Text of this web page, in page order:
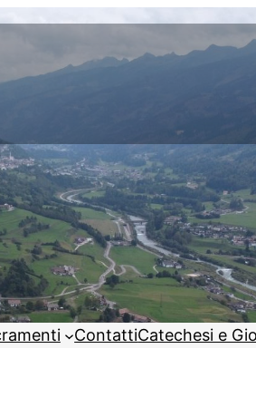
ContattiCatechesi e